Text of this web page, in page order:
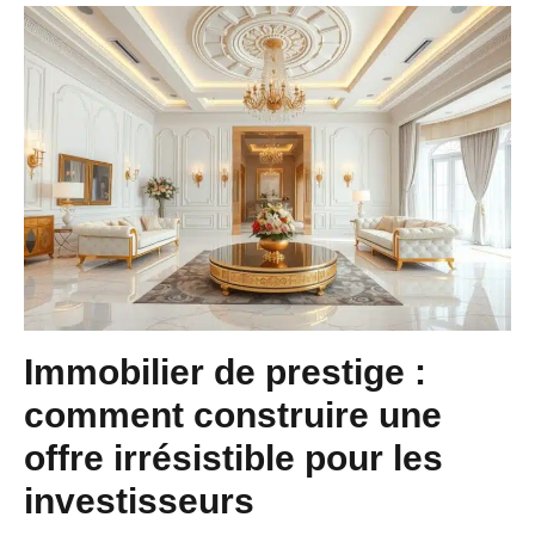
Immobilier de prestige :
comment construire une
offre irrésistible pour les
investisseurs